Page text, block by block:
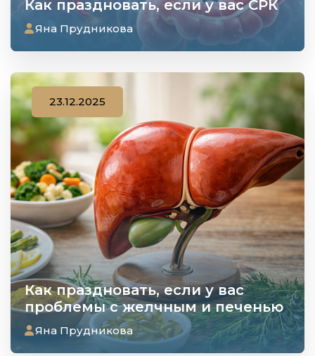
Как праздновать, если у вас СРК
Яна Прудникова
Как праздновать, если у вас
проблемы с желчным и печенью
23.12.2025
Яна Прудникова